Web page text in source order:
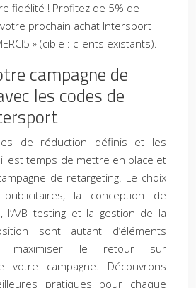
fidélité ! Profitez de 5% de
prochain achat Intersport
» (cible : clients existants).
campagne de
les codes de
de réduction définis et les
est temps de mettre en place et
de retargeting. Le choix
la conception de
l’A/B testing et la gestion de la
sont autant d’éléments
maximiser le retour sur
votre campagne. Découvrons
pratiques pour chaque